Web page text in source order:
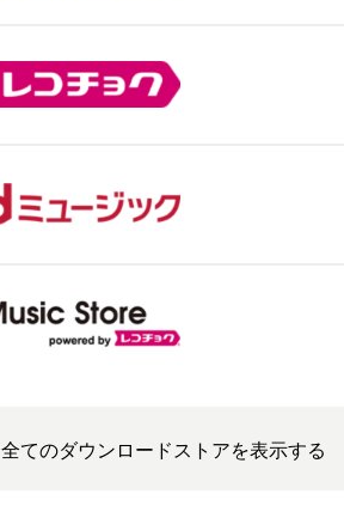
全てのダウンロードストアを表示する